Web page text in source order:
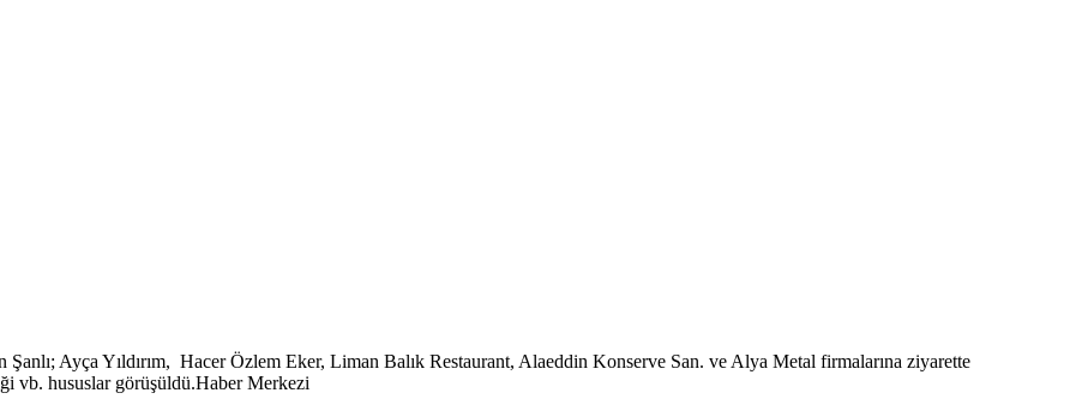
Ayça Yıldırım, Hacer Özlem Eker, Liman Balık Restaurant, Alaeddin Konserve San. ve Alya Metal firmalarına ziyarette
vb. hususlar görüşüldü.Haber Merkezi